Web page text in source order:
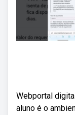
Webportal
aluno é o